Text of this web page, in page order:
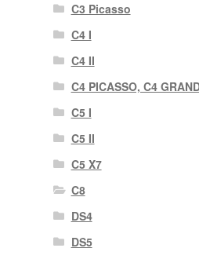
C3 Picasso
C4 I
C4 II
C4 PICASSO, C4
C5 I
C5 II
C5 X7
C8
DS4
DS5